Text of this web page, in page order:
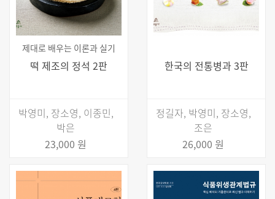
제대로 배우는 이론과 실기
떡 제조의 정석 2판
박영미, 장소영, 이종민,
박은
23,000 원
한국의 전통병과 3판
정길자, 박영미, 장소영,
조은
26,000 원